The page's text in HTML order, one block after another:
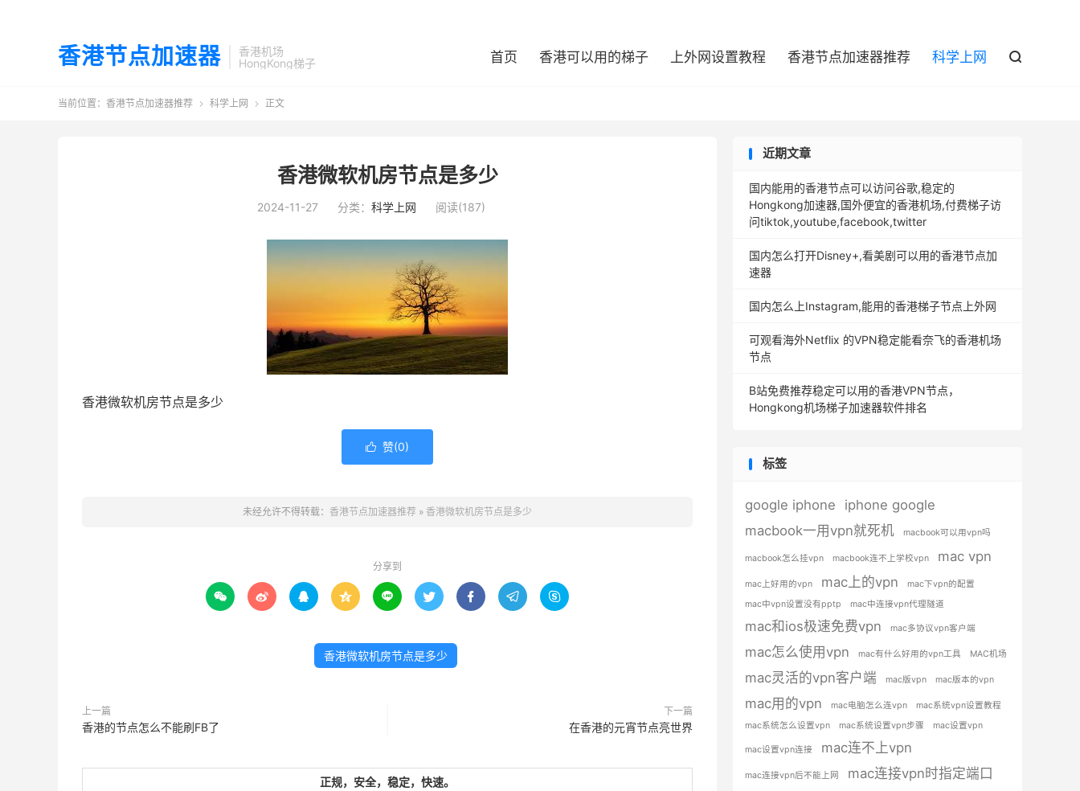
香港节点加速器
香港机场
HongKong梯子
首页 香港可以用的梯子 上外网设置教程 香港节点加速器推荐 科学上网 
当前位置： 香港节点加速器推荐  科学上网  正文
香港微软机房节点是多少
2024-11-27 分类： 科学上网 阅读(187)
香港微软机房节点是多少
 赞(0)
未经允许不得转载： 香港节点加速器推荐 » 香港微软机房节点是多少
分享到
        
香港微软机房节点是多少
上一篇
香港的节点怎么不能刷FB了
下一篇
在香港的元宵节点亮世界
正规，安全，稳定，快速。
近期文章
国内能用的香港节点可以访问谷歌,稳定的
Hongkong加速器,国外便宜的香港机场,付费梯子访
问tiktok,youtube,facebook,twitter
国内怎么打开Disney+,看美剧可以用的香港节点加
速器
国内怎么上Instagram,能用的香港梯子节点上外网
可观看海外Netflix 的VPN稳定能看奈飞的香港机场
节点
B站免费推荐稳定可以用的香港VPN节点，
Hongkong机场梯子加速器软件排名
标签
google iphone
iphone google
macbook一用vpn就死机
macbook可以用vpn吗
macbook怎么挂vpn macbook连不上学校vpn mac vpn
mac上好用的vpn mac上的vpn
mac下vpn的配置
mac中vpn设置没有pptp
mac中连接vpn代理隧道
mac和ios极速免费vpn mac多协议vpn客户端
mac怎么使用vpn mac有什么好用的vpn工具 MAC机场
mac灵活的vpn客户端 mac版vpn mac版本的vpn
mac用的vpn mac电脑怎么连vpn
mac系统vpn设置教程
mac系统怎么设置vpn
mac系统设置vpn步骤 mac设置vpn
mac设置vpn连接 mac连不上vpn
mac连接vpn后不能上网 mac连接vpn时指定端口